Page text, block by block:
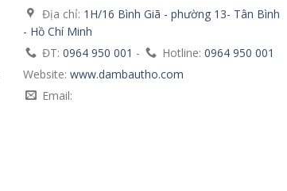
Địa chỉ: 1H/16 Bình Giã - phường 13- Tân Bình
- Hồ Chí Minh
ĐT: 0964 950 001 - Hotline: 0964 950 001
Website: www.dambautho.com
Email: